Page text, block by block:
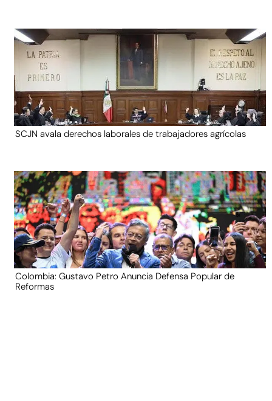
SCJN avala derechos laborales de trabajadores agrícolas
Colombia: Gustavo Petro Anuncia Defensa Popular de
Reformas